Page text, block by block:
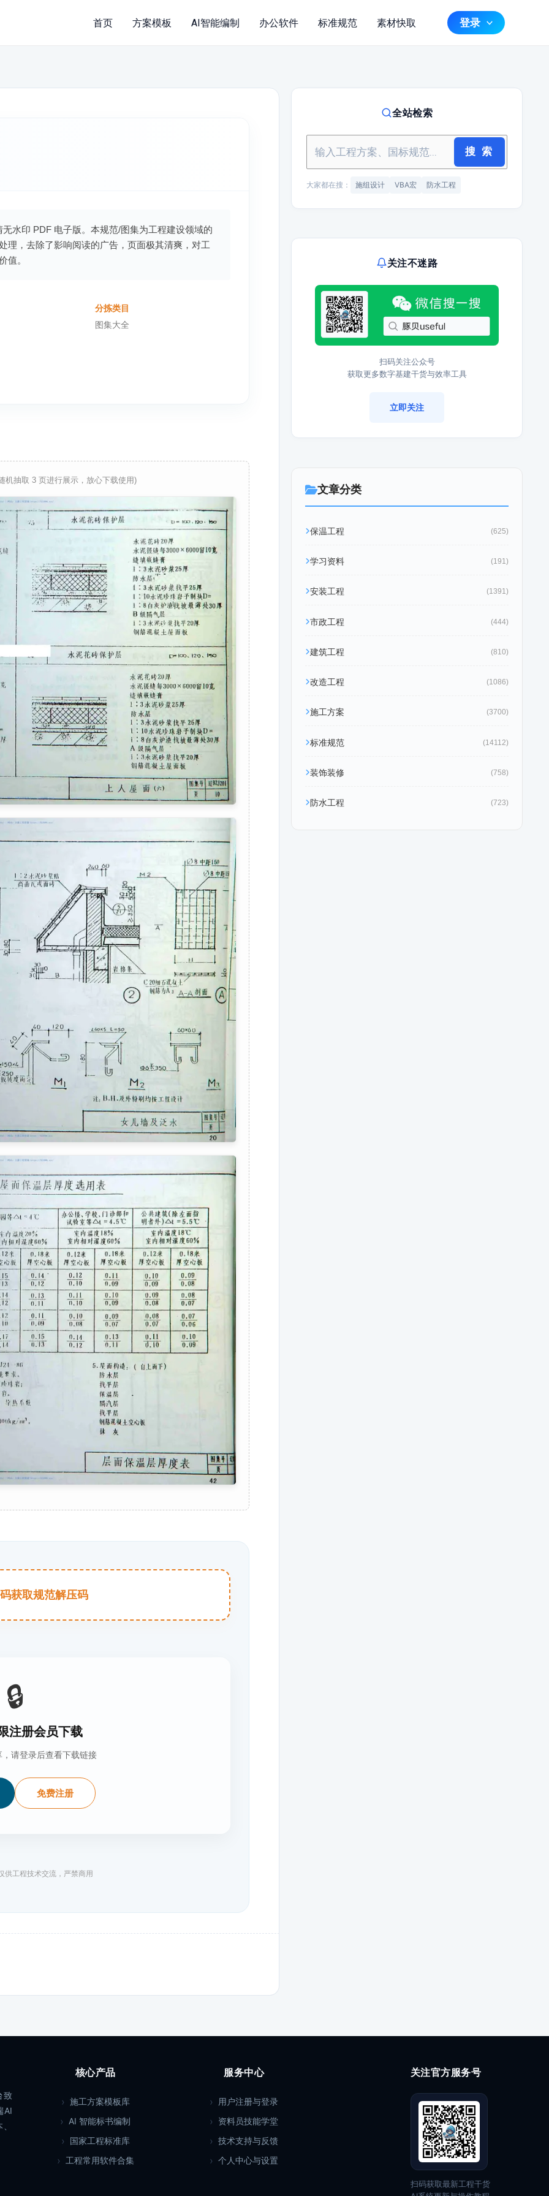
首页 方案模板 AI智能编制 办公软件 标准规范 素材快取 登录
水印 PDF 电子版。本规范/图集为工程建设领域的
理，去除了影响阅读的广告，页面极其清爽，对工
值。
分拣类目
图集大全
机抽取 3 页进行展示，放心下载使用)
获取规范解压码
🔒
注册会员下载
请登录后查看下载链接
免费注册
供工程技术交流，严禁商用
全站检索
搜 索
大家都在搜： 施组设计 VBA宏 防水工程
关注不迷路
扫码关注公众号
获取更多数字基建干货与效率工具
立即关注
文章分类
保温工程 (625)
学习资料 (191)
安装工程 (1391)
市政工程 (444)
建筑工程 (810)
改造工程 (1086)
施工方案 (3700)
标准规范 (14112)
装饰装修 (758)
防水工程 (723)
致
AI
核心产品
施工方案模板库
AI 智能标书编制
国家工程标准库
工程常用软件合集
服务中心
用户注册与登录
资料员技能学堂
技术支持与反馈
个人中心与设置
关注官方服务号
扫码获取最新工程干货